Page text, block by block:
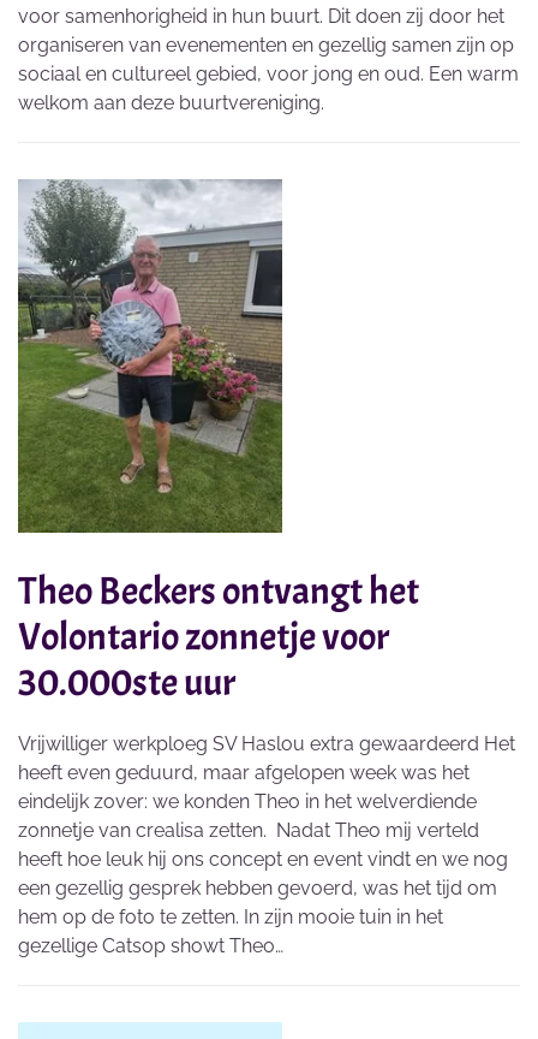
voor samenhorigheid in hun buurt. Dit doen zij door het
organiseren van evenementen en gezellig samen zijn op
sociaal en cultureel gebied, voor jong en oud. Een warm
welkom aan deze buurtvereniging.
Theo Beckers ontvangt het
Volontario zonnetje voor
30.000ste uur
Vrijwilliger werkploeg SV Haslou extra gewaardeerd Het
heeft even geduurd, maar afgelopen week was het
eindelijk zover: we konden Theo in het welverdiende
zonnetje van crealisa zetten. Nadat Theo mij verteld
heeft hoe leuk hij ons concept en event vindt en we nog
een gezellig gesprek hebben gevoerd, was het tijd om
hem op de foto te zetten. In zijn mooie tuin in het
gezellige Catsop showt Theo…